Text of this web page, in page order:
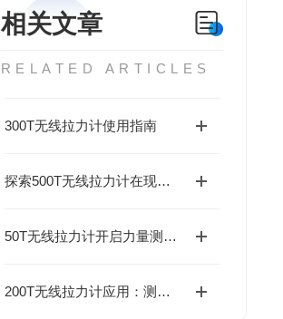
相关文章
RELATED ARTICLES
300T无线拉力计使用指南
探索500T无线拉力计在现代工业中的应用
50T无线拉力计开启力量测量新篇章
200T无线拉力计应用：测量技术的新飞跃